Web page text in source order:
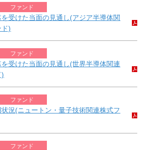
ファンド
受けた当面の見通し(アジア半導体関
)
ファンド
受けた当面の見通し(世界半導体関連
)
ファンド
況(ニュートン・量子技術関連株式フ
ファンド